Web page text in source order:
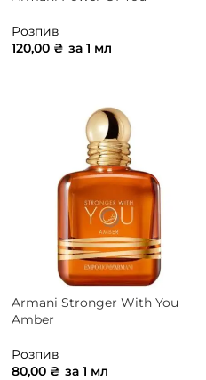
Розпив
120,00 ₴ за 1 мл
Armani Stronger With You
Amber
Розпив
80,00 ₴ за 1 мл